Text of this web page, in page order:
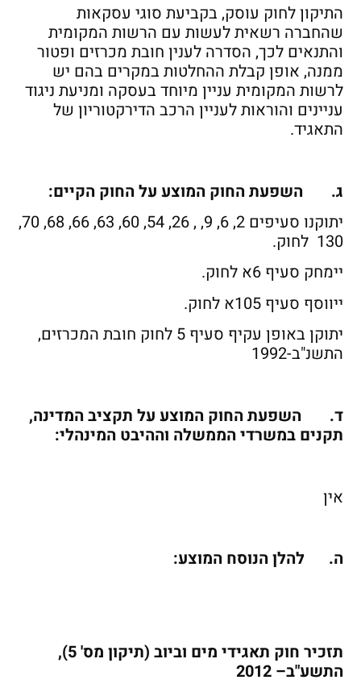
התיקון לחוק עוסק, בקביעת סוגי עסקאות
שהחברה רשאית לעשות עם הרשות המקומית
והתנאים לכך, הסדרה לענין חובת מכרזים ופטור
ממנה, אופן קבלת ההחלטות במקרים בהם יש
לרשות המקומית עניין מיוחד בעסקה ומניעת ניגוד
עניינים והוראות לעניין הרכב הדירקטוריון של
התאגיד.
ג. השפעת החוק המוצע על החוק הקיים:
יתוקנו סעיפים 2, 6, 9, , 26, 54, 60, 63, 66, 68, 70,
130 לחוק.
יימחק סעיף 6א לחוק.
ייווסף סעיף 105א לחוק.
יתוקן באופן עקיף סעיף 5 לחוק חובת המכרזים,
התשנ"ב-1992
ד. השפעת החוק המוצע על תקציב המדינה,
תקנים במשרדי הממשלה וההיבט המינהלי:
אין
ה. להלן הנוסח המוצע:
תזכיר חוק תאגידי מים וביוב (תיקון מס' 5),
התשע"ב– 2012